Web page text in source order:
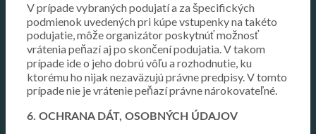
V prípade vybraných podujatí a za špecifických
podmienok uvedených pri kúpe vstupenky na takéto
podujatie, môže organizátor poskytnúť možnosť
vrátenia peňazí aj po skončení podujatia. V takom
prípade ide o jeho dobrú vôľu a rozhodnutie, ku
ktorému ho nijak nezaväzujú právne predpisy. V tomto
prípade nie je vrátenie peňazí právne nárokovateľné.
6. OCHRANA DÁT, OSOBNÝCH ÚDAJOV